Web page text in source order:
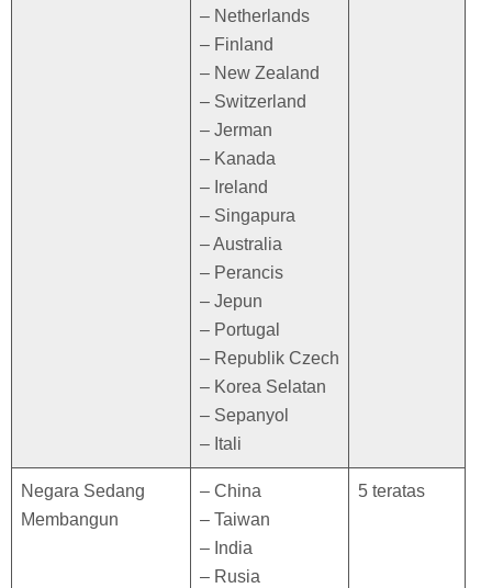
– Netherlands
– Finland
– New Zealand
– Switzerland
– Jerman
– Kanada
– Ireland
– Singapura
– Australia
– Perancis
– Jepun
– Portugal
– Republik Czech
– Korea Selatan
– Sepanyol
– Itali
Negara Sedang
Membangun
– China
– Taiwan
– India
– Rusia
5 teratas